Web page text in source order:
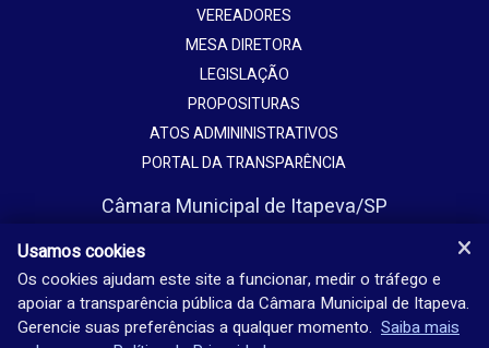
VEREADORES
MESA DIRETORA
LEGISLAÇÃO
PROPOSITURAS
ATOS ADMININISTRATIVOS
PORTAL DA TRANSPARÊNCIA
Câmara Municipal de Itapeva/SP
Jardim Europa - Itapeva - SP - Brasil
(15) 3524-9200
Usamos cookies
Os cookies ajudam este site a funcionar, medir o tráfego e
apoiar a transparência pública da Câmara Municipal de Itapeva.
Gerencie suas preferências a qualquer momento. Saiba mais